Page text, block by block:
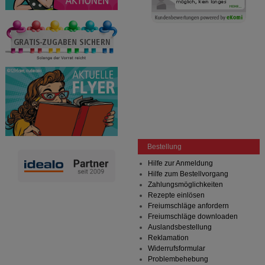
Bestellung
Hilfe zur Anmeldung
Hilfe zum Bestellvorgang
Zahlungsmöglichkeiten
Rezepte einlösen
Freiumschläge anfordern
Freiumschläge downloaden
Auslandsbestellung
Reklamation
Widerrufsformular
Problembehebung